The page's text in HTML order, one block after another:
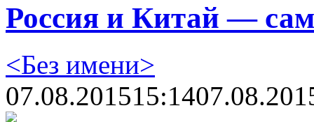
Россия и Китай —
<Без имени>
07.08.201515:14